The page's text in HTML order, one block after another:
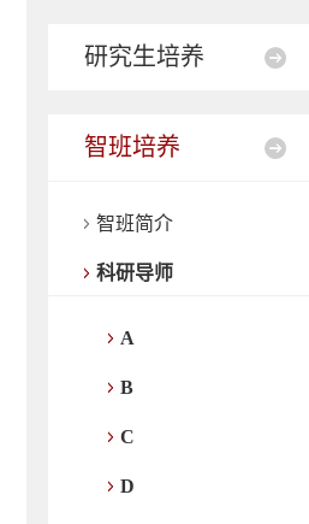
研究生培养
智班培养
智班简介
科研导师
A
B
C
D